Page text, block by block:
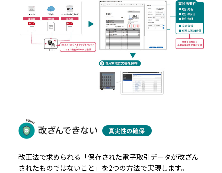
改正法で求められる「保存された電子取引データが改ざん
されたものではないこと」を2つの方法で実現します。